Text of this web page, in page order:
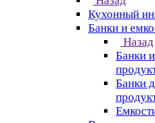
Кухонный
Банки и
Назад
Банки
Банки